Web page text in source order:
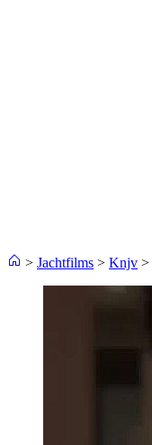
> Jachtfilms > Knjv >